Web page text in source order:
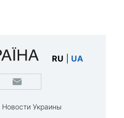
RU UA
Новости Украины